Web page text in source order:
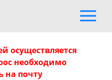
осуществляется
необходимо
на почту